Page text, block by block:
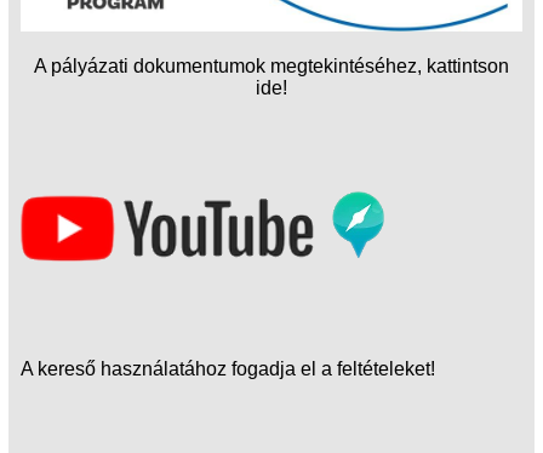
A pályázati dokumentumok megtekintéséhez, kattintson
ide!
A kereső használatához fogadja el a feltételeket!